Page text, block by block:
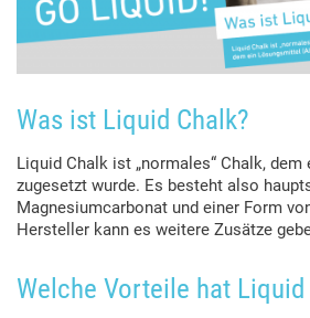
Was ist Liquid Chalk?
Liquid Chalk ist „normales“ Chalk,
zugesetzt wurde. Es besteht also
Magnesiumcarbonat und einer Form
Hersteller kann es weitere Zusätze
Welche Vorteile hat Liquid